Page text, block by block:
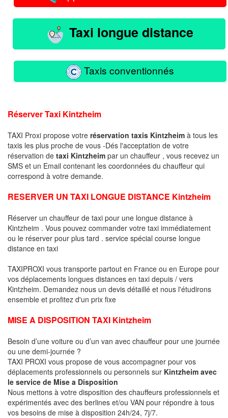
Taxi longue distance
Taxis conventionnés
Réserver Taxi Kintzheim
TAXI Proxi propose votre réservation taxis Kintzheim à tous les
taxis les plus proche de vous -Dés l'acceptation de votre
réservation de taxi Kintzheim par un chauffeur , vous recevez un
SMS et un Email contenant les coordonnées du chauffeur qui
correspond à votre demande.
RESERVER UN TAXI LONGUE DISTANCE Kintzheim
Réserver un chauffeur de taxi pour une longue distance à
Kintzheim . Vous pouvez commander votre taxi immédiatement
ou le réserver pour plus tard . service spécial course longue
distance en taxi
TAXIPROXI vous transporte partout en France ou en Europe pour
vos déplacements longues distances en taxi depuis / vers
Kintzheim. Demandez nous un devis détaillé et nous l'étudirons
ensemble et profitez d'un prix fixe
MISE A DISPOSITION TAXI Kintzheim
Besoin d’une voiture ou d’un van avec chauffeur pour une journée
ou une demi-journée ?
TAXI PROXI vous propose de vous accompagner pour vos
déplacements professionnels ou personnels sur Kintzheim avec
le service de Mise a Disposition
Nous mettons à votre disposition des chauffeurs professionnels et
expérimentés avec des berlines et/ou VAN pour répondre à tous
vos besoins de mise à disposition 24h/24, 7j/7.